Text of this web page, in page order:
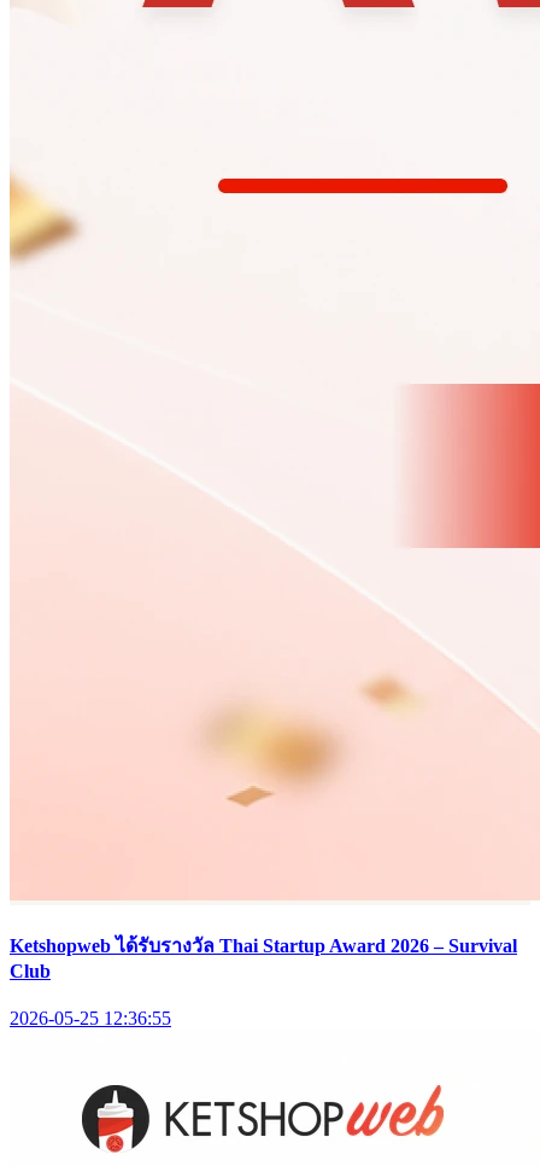
Ketshopweb ได้รับรางวัล Thai Startup Award 2026 – Survival
Club
2026-05-25 12:36:55